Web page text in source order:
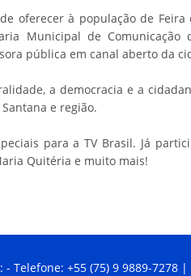
oferecer à população de
Municipal de
pública em canal aberto da
a democracia e a
e região.
para a TV Brasil. Já
Quitéria e muito mais!
- Telefone: +55 (75) 9 9889-7278 |